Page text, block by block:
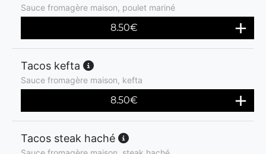
Sauce fromagère maison, poulet mariné
8.50€
Tacos kefta
Sauce fromagère maison, kefta
8.50€
Tacos steak haché